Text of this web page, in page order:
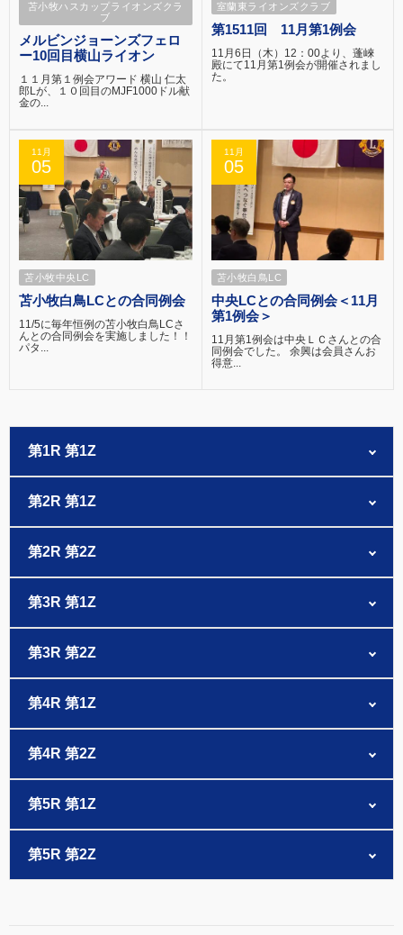
苫小牧ハスカップライオンズクラ
ブ
メルビンジョーンズフェロ
ー10回目横山ライオン
１１月第１例会アワード 横山 仁太
郎Lが、１０回目のMJF1000ドル献
金の...
室蘭東ライオンズクラブ
第1511回 11月第1例会
11月6日（木）12：00より、蓬崍
殿にて11月第1例会が開催されまし
た。
11月
05
苫小牧中央LC
苫小牧白鳥LCとの合同例会
11/5に毎年恒例の苫小牧白鳥LCさ
んとの合同例会を実施しました！！
パタ...
11月
05
苫小牧白鳥LC
中央LCとの合同例会＜11月
第1例会＞
11月第1例会は中央ＬＣさんとの合
同例会でした。 余興は会員さんお
得意...
第1R 第1Z
第2R 第1Z
第2R 第2Z
第3R 第1Z
第3R 第2Z
第4R 第1Z
第4R 第2Z
第5R 第1Z
第5R 第2Z